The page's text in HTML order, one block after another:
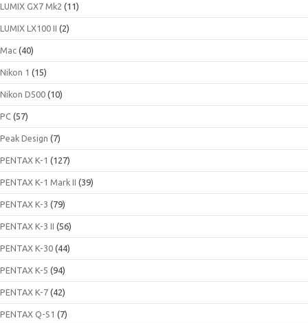
LUMIX GX7 Mk2 (11)
LUMIX LX100 II (2)
Mac (40)
Nikon 1 (15)
Nikon D500 (10)
PC (57)
Peak Design (7)
PENTAX K-1 (127)
PENTAX K-1 Mark II (39)
PENTAX K-3 (79)
PENTAX K-3 II (56)
PENTAX K-30 (44)
PENTAX K-5 (94)
PENTAX K-7 (42)
PENTAX Q-S1 (7)